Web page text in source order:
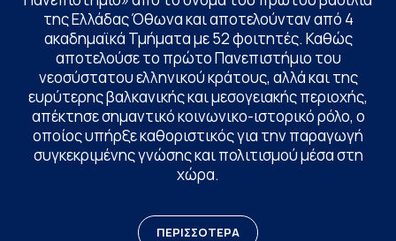
της Ελλάδας Όθωνα και αποτελούνταν από 4
ακαδημαϊκά Τμήματα με 52 φοιτητές. Καθώς
αποτελούσε το πρώτο Πανεπιστήμιο του
νεοσύστατου ελληνικού κράτους, αλλά και της
ευρύτερης βαλκανικής και μεσογειακής περιοχής,
απέκτησε σημαντικό κοινωνικο-ιστορικό ρόλο, ο
οποίος υπήρξε καθοριστικός για την παραγωγή
συγκεκριμένης γνώσης και πολιτισμού μέσα στη
χώρα.
ΠΕΡΙΣΣΟΤΕΡΑ